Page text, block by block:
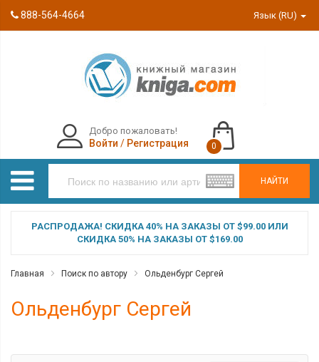
888-564-4664 Язык (RU)
НАЙТИ
Добро пожаловать!
Войти / Регистрация 0
РАСПРОДАЖА! СКИДКА 40% НА ЗАКАЗЫ ОТ $99.00 ИЛИ
СКИДКА 50% НА ЗАКАЗЫ ОТ $169.00
Главная Поиск по автору Ольденбург Сергей
Ольденбург Сергей